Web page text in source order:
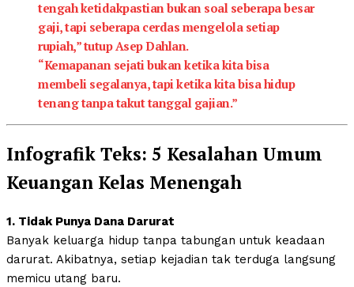
tengah ketidakpastian bukan soal seberapa besar
gaji, tapi seberapa cerdas mengelola setiap
rupiah,” tutup Asep Dahlan.
“Kemapanan sejati bukan ketika kita bisa
membeli segalanya, tapi ketika kita bisa hidup
tenang tanpa takut tanggal gajian.”
Infografik Teks: 5 Kesalahan Umum
Keuangan Kelas Menengah
1. Tidak Punya Dana Darurat
Banyak keluarga hidup tanpa tabungan untuk keadaan
darurat. Akibatnya, setiap kejadian tak terduga langsung
memicu utang baru.